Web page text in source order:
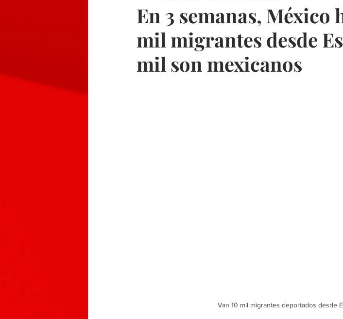
En 3 semanas, México
mil migrantes desde
mil son mexicanos
Van 10 mil migrantes deportados desde